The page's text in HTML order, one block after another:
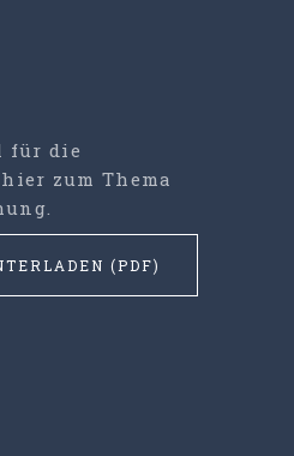
für die
zum Thema
(PDF)